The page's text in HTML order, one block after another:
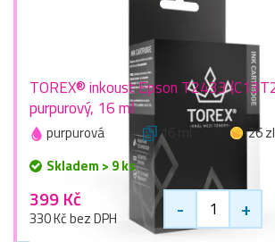
TOREX® inkoust Epson T2433
purpurový, 16 ml
purpurová 16 ml
26
Skladem > 9 ks
399 Kč
330 Kč bez DPH - +